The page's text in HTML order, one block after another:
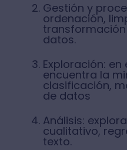
Gestión y
ordenación,
datos.
Exploración:
encuentra la
clasificación,
de datos
Análisis:
cualitativo,
texto.